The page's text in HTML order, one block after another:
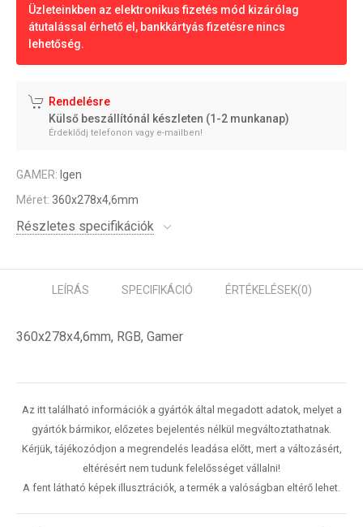
Üzleteinkben az elektronikus fizetés mód kizárólag
átutalással érhető el, bankkártyás fizetésre nincs
lehetőség.
Rendelésre
Külső beszállítónál készleten (1-2 munkanap)
Érdeklődj telefonon vagy e-mailben!
GAMER: Igen
Méret: 360x278x4,6mm
Részletes specifikációk
LEÍRÁS SPECIFIKÁCIÓ ÉRTÉKELÉSEK(0)
360x278x4,6mm, RGB, Gamer
Az itt található információk a gyártók által megadott adatok, melyet a
gyártók bármikor, előzetes bejelentés nélkül megváltoztathatnak.
Kérjük, tájékozódjon a megrendelés leadása előtt, mert a változásért,
eltérésért nem tudunk felelősséget vállalni!
A fent látható képek illusztrációk, a termék a valóságban eltérő lehet.